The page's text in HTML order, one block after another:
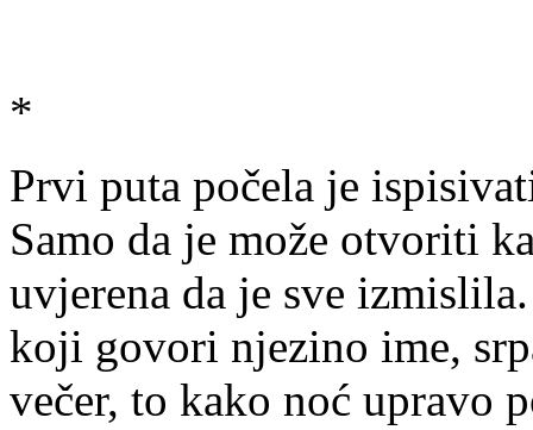
*
Prvi puta počela je
Samo da je može otvoriti
uvjerena da je sve
koji govori njezino ime,
večer, to kako noć upravo